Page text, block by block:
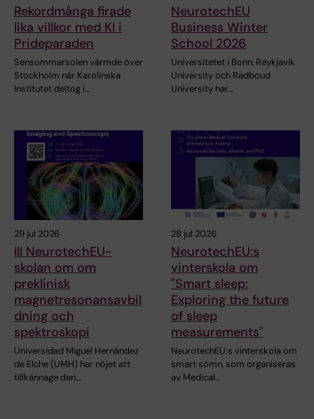
Rekordmånga firade
lika villkor med KI i
Prideparaden
Sensommarsolen värmde över
Stockholm när Karolinska
Institutet deltog i…
NeurotechEU
Business Winter
School 2026
Universitetet i Bonn, Reykjavík
University och Radboud
University har…
29 jul 2026
III NeurotechEU-
skolan om om
preklinisk
magnetresonansavbil
dning och
spektroskopi
Universidad Miguel Hernández
de Elche (UMH) har nöjet att
tillkännage den…
28 jul 2026
NeurotechEU:s
vinterskola om
"Smart sleep:
Exploring the future
of sleep
measurements"
NeurotechEU:s vinterskola om
smart sömn, som organiseras
av Medical…